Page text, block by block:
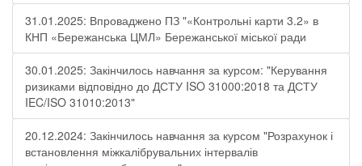
31.01.2025: Впроваджено ПЗ "«Контрольні карти 3.2» в
КНП «Бережанська ЦМЛ» Бережанської міської ради
30.01.2025: Закінчилось навчання за курсом: "Керування
ризиками відповідно до ДСТУ ISO 31000:2018 та ДСТУ
IEC/ISO 31010:2013"
20.12.2024: Закінчилось навчання за курсом "Розрахунок і
встановлення міжкалібрувальних інтервалів